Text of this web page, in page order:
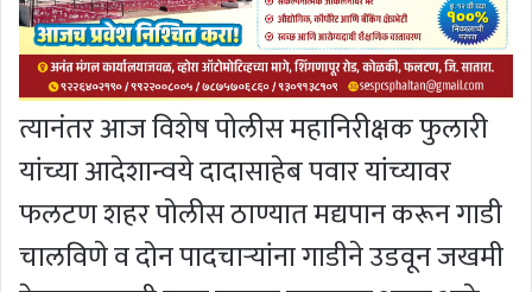
त्यानंतर आज विशेष पोलीस महानिरीक्षक फुलारी
यांच्या आदेशान्वये दादासाहेब पवार यांच्यावर
फलटण शहर पोलीस ठाण्यात मद्यपान करून गाडी
चालविणे व दोन पादचार्‍यांना गाडीने उडवून जखमी